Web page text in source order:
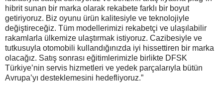
hibrit sunan bir marka olarak rekabete farklı bir boyut
getiriyoruz. Biz oyunu ürün kalitesiyle ve teknolojiyle
değiştireceğiz. Tüm modellerimizi rekabetçi ve ulaşılabilir
rakamlarla ülkemize ulaştırmak istiyoruz. Cazibesiyle ve
tutkusuyla otomobili kullandığınızda iyi hissettiren bir marka
olacağız. Satış sonrası eğitimlerimizle birlikte DFSK
Türkiye’nin servis hizmetleri ve yedek parçalarıyla bütün
Avrupa’yı desteklemesini hedefliyoruz.”